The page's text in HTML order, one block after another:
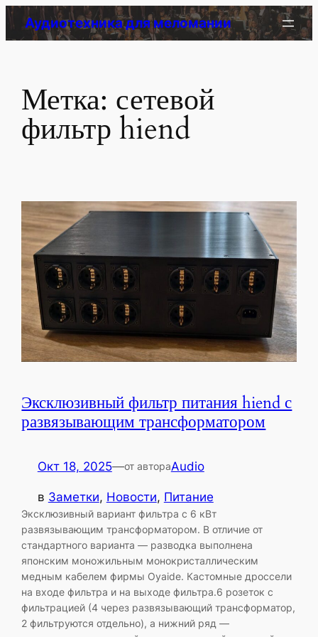
Перейти
Аудиотехника для меломании
Метка: сетевой
фильтр hiend
Эксклюзивный фильтр питания hiend с
развязывающим трансформатором
Окт 18, 2025—от автораAudio
в Заметки, Новости, Питание
Эксклюзивный вариант фильтра с 6 кВт
развязывающим трансформатором. В отличие от
стандартного варианта — разводка выполнена
японским моножильным монокристаллическим
медным кабелем фирмы Oyaide. Кастомные дроссели
на входе фильтра и на выходе фильтра.6 розеток с
фильтрацией (4 через развязывающий трансформатор,
2 фильтруются отдельно), а нижний ряд —